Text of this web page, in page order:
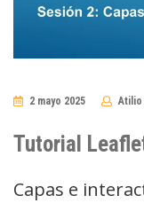
2 mayo 2025 Atilio
Tutorial
Capas e